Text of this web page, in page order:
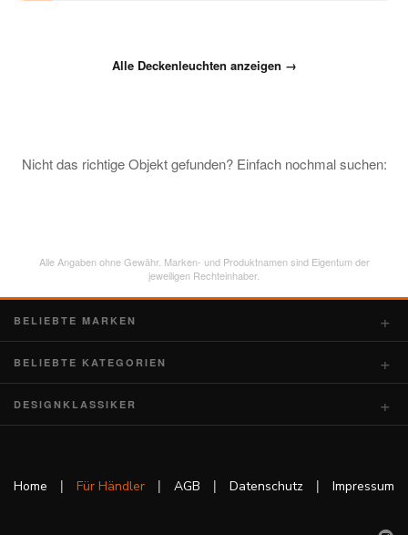
Alle Deckenleuchten anzeigen →
Nicht das richtige Objekt gefunden? Einfach nochmal suchen:
Alle Angaben ohne Gewähr. Marken- und Produktnamen sind Eigentum der
jeweiligen Rechteinhaber.
BELIEBTE MARKEN
BELIEBTE KATEGORIEN
DESIGNKLASSIKER
Home | Für Händler | AGB | Datenschutz | Impressum